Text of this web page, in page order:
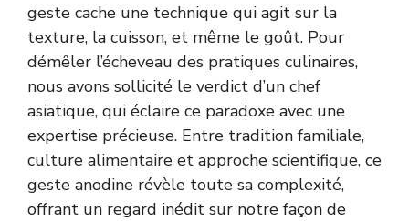
geste cache une technique qui agit sur la
texture, la cuisson, et même le goût. Pour
démêler l’écheveau des pratiques culinaires,
nous avons sollicité le verdict d’un chef
asiatique, qui éclaire ce paradoxe avec une
expertise précieuse. Entre tradition familiale,
culture alimentaire et approche scientifique, ce
geste anodine révèle toute sa complexité,
offrant un regard inédit sur notre façon de